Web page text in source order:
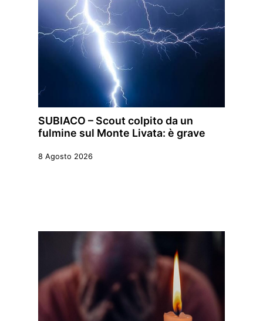
SUBIACO – Scout colpito da un
fulmine sul Monte Livata: è grave
8 Agosto 2026